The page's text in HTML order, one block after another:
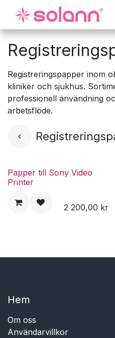
Hoppa till innehåll
Registreringspapper inom
kliniker och sjukhus.
professionell användning
arbetsflöde.
Papper till Sony Video
Printer
2 200,00 kr
Hem​​
Om oss
Användarvillkor